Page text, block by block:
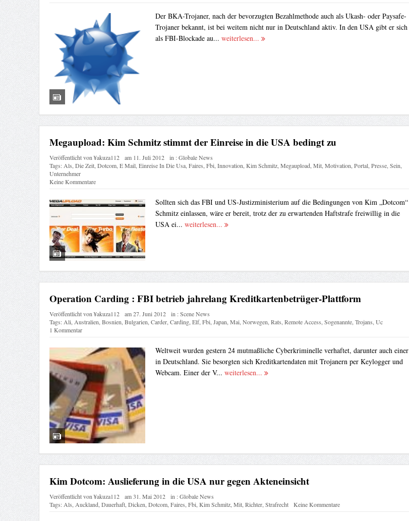
Der BKA-Trojaner, nach der bevorzugten Bezahlmethode auch als Ukash- oder Paysafe-
Trojaner bekannt, ist bei weitem nicht nur in Deutschland aktiv. In den USA gibt er sich
als FBI-Blockade au... weiterlesen...
Megaupload: Kim Schmitz stimmt der Einreise in die USA bedingt zu
Veröffentlicht von¥akuza112 am 11. Juli 2012 in :Globale News
Tags: Als Die Zeit, Dotcom, E Mail, Einreise In Die Usa, Faires Fbi Innovation Kim Schmitz, Megaupload, Mit, Motivation Portal, Presse, Sein
Unternehmer
Keine Kommentare
Sollten sich das FBI und US-Justizministerium auf die Bedingungen von Kim „Dotcom“
Schmitz einlassen, wäre er bereit, trotz der zu erwartenden Haftstrafe freiwillig in die
USA ei... weiterlesen...
Operation Carding : FBI betrieb jahrelang Kreditkartenbetrüger-Plattform
Veröffentlicht von¥akuza112 am27. Juni 2012 in :Scene News
Tags: Ali Australien Bosnien Bulgarien Carder, Carding, Elf, Fbi Japan Mai Norwegen Rats Remote Access Sogenannte, Trojans Uc
1 Kommentar
Weltweit wurden gestern 24 mutmaßliche Cyberkriminelle verhaftet, darunter auch einer
in Deutschland. Sie besorgten sich Kreditkartendaten mit Trojanern per Keylogger und
Webcam. Einer der V... weiterlesen...
Kim Dotcom: Auslieferung in die USA nur gegen Akteneinsicht
Veröffentlicht von¥akuza112 am31. Mai 2012 in :Globale News
Tags: Als Auckland, Dauerhaft, Dicken Dotcom, Faires Fbi Kim Schmitz, Mit, Richter, Strafrecht Keine Kommentare